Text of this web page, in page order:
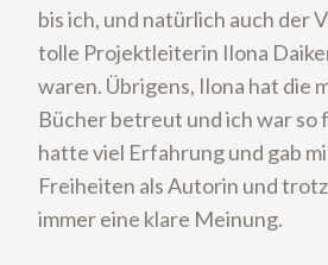
bis ich, und natürlich auch der
tolle Projektleiterin Ilona
waren. Übrigens, Ilona hat die
Bücher betreut und ich war so
hatte viel Erfahrung und gab
Freiheiten als Autorin und
immer eine klare Meinung.